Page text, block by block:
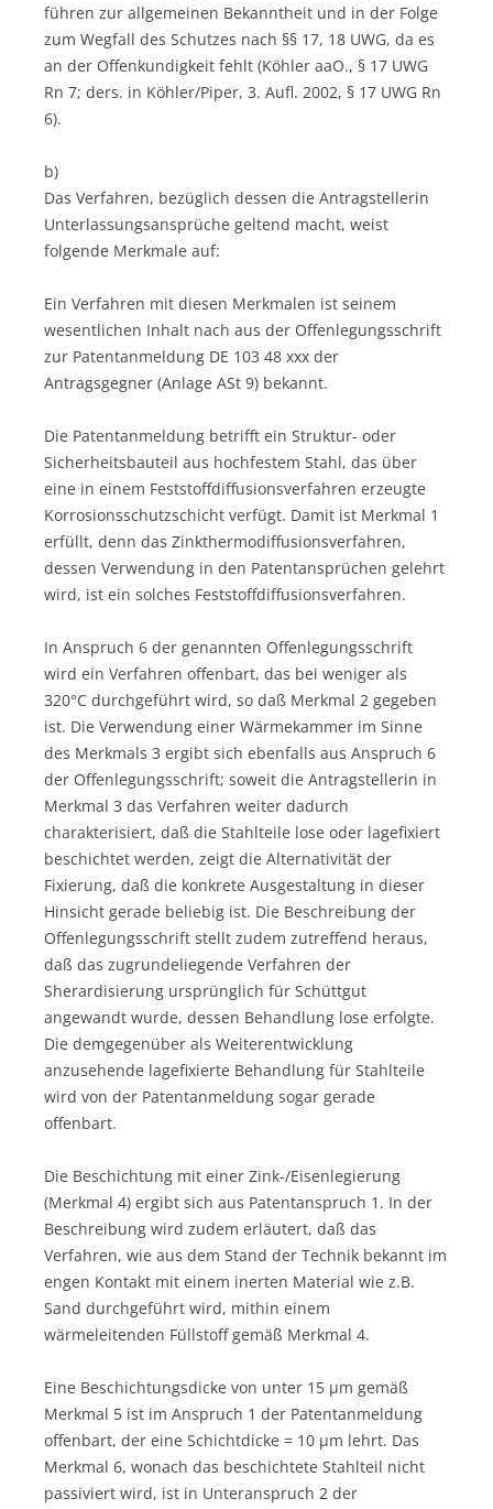
führen zur allgemeinen Bekanntheit und in der Folge
zum Wegfall des Schutzes nach §§ 17, 18 UWG, da es
an der Offenkundigkeit fehlt (Köhler aaO., § 17 UWG
Rn 7; ders. in Köhler/Piper, 3. Aufl. 2002, § 17 UWG Rn
6).
b)
Das Verfahren, bezüglich dessen die Antragstellerin
Unterlassungsansprüche geltend macht, weist
folgende Merkmale auf:
Ein Verfahren mit diesen Merkmalen ist seinem
wesentlichen Inhalt nach aus der Offenlegungsschrift
zur Patentanmeldung DE 103 48 xxx der
Antragsgegner (Anlage ASt 9) bekannt.
Die Patentanmeldung betrifft ein Struktur- oder
Sicherheitsbauteil aus hochfestem Stahl, das über
eine in einem Feststoffdiffusionsverfahren erzeugte
Korrosionsschutzschicht verfügt. Damit ist Merkmal 1
erfüllt, denn das Zinkthermodiffusionsverfahren,
dessen Verwendung in den Patentansprüchen gelehrt
wird, ist ein solches Feststoffdiffusionsverfahren.
In Anspruch 6 der genannten Offenlegungsschrift
wird ein Verfahren offenbart, das bei weniger als
320°C durchgeführt wird, so daß Merkmal 2 gegeben
ist. Die Verwendung einer Wärmekammer im Sinne
des Merkmals 3 ergibt sich ebenfalls aus Anspruch 6
der Offenlegungsschrift; soweit die Antragstellerin in
Merkmal 3 das Verfahren weiter dadurch
charakterisiert, daß die Stahlteile lose oder lagefixiert
beschichtet werden, zeigt die Alternativität der
Fixierung, daß die konkrete Ausgestaltung in dieser
Hinsicht gerade beliebig ist. Die Beschreibung der
Offenlegungsschrift stellt zudem zutreffend heraus,
daß das zugrundeliegende Verfahren der
Sherardisierung ursprünglich für Schüttgut
angewandt wurde, dessen Behandlung lose erfolgte.
Die demgegenüber als Weiterentwicklung
anzusehende lagefixierte Behandlung für Stahlteile
wird von der Patentanmeldung sogar gerade
offenbart.
Die Beschichtung mit einer Zink-/Eisenlegierung
(Merkmal 4) ergibt sich aus Patentanspruch 1. In der
Beschreibung wird zudem erläutert, daß das
Verfahren, wie aus dem Stand der Technik bekannt im
engen Kontakt mit einem inerten Material wie z.B.
Sand durchgeführt wird, mithin einem
wärmeleitenden Füllstoff gemäß Merkmal 4.
Eine Beschichtungsdicke von unter 15 µm gemäß
Merkmal 5 ist im Anspruch 1 der Patentanmeldung
offenbart, der eine Schichtdicke = 10 µm lehrt. Das
Merkmal 6, wonach das beschichtete Stahlteil nicht
passiviert wird, ist in Unteranspruch 2 der